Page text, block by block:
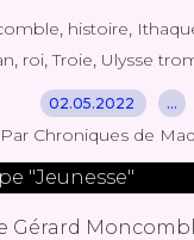
, histoire,
, roi,Troie, Ulysse
02.05.2022 …
Par Chroniques de
Gérard